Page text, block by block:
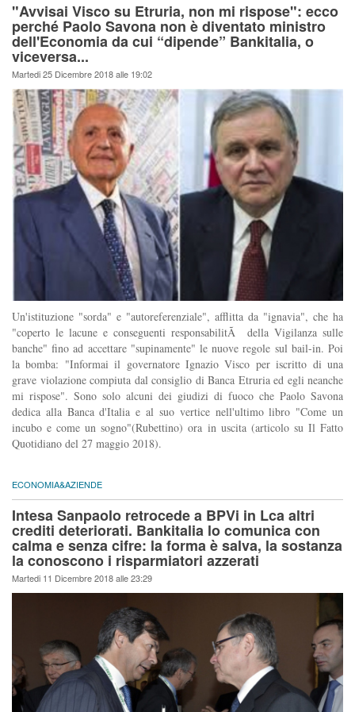
"Avvisai Visco su Etruria, non mi rispose": ecco
perché Paolo Savona non è diventato ministro
dell'Economia da cui “dipende” Bankitalia, o
viceversa...
Martedi 25 Dicembre 2018 alle 19:02
Un'istituzione "sorda" e "autoreferenziale", afflitta da "ignavia", che ha
"coperto le lacune e conseguenti responsabilitÃ della Vigilanza sulle
banche" fino ad accettare "supinamente" le nuove regole sul bail-in. Poi
la bomba: "Informai il governatore Ignazio Visco per iscritto di una
grave violazione compiuta dal consiglio di Banca Etruria ed egli neanche
mi rispose". Sono solo alcuni dei giudizi di fuoco che Paolo Savona
dedica alla Banca d'Italia e al suo vertice nell'ultimo libro "Come un
incubo e come un sogno"(Rubettino) ora in uscita (articolo su Il Fatto
Quotidiano del 27 maggio 2018).
ECONOMIA&AZIENDE
Intesa Sanpaolo retrocede a BPVi in Lca altri
crediti deteriorati. Bankitalia lo comunica con
calma e senza cifre: la forma è salva, la sostanza
la conoscono i risparmiatori azzerati
Martedi 11 Dicembre 2018 alle 23:29